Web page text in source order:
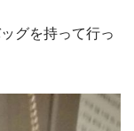
グを持って行っ